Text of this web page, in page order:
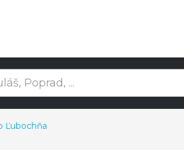
Ľubochňa